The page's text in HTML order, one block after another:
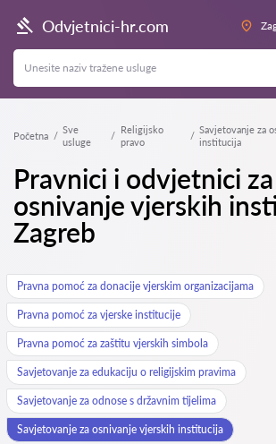
Odvjetnici-hr.com
Početna
Sve
usluge
Religijsko
pravo
Savjetovanje za
institucija
Pravnici i odvjetnici za
osnivanje vjerskih
Zagreb
Pravna pomoć za donacije vjerskim organizacijama
Pravna pomoć za vjerske institucije
Pravna pomoć za zaštitu vjerskih simbola
Savjetovanje za edukaciju o religijskim pravima
Savjetovanje za odnose s državnim tijelima
Savjetovanje za osnivanje vjerskih institucija